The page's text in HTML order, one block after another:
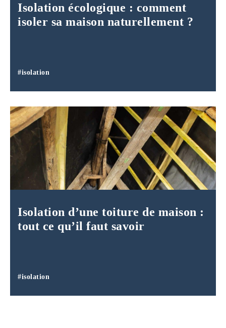
Isolation écologique : comment
isoler sa maison naturellement ?
#isolation
Isolation d’une toiture de maison :
tout ce qu’il faut savoir
#isolation